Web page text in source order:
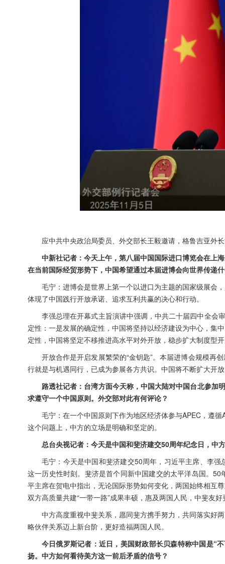
应中共中央政治局委员、外交部长王毅邀请，格鲁吉亚外
中新社记者：今天上午，第八届中国国际进口博览会在上
在当前国际经贸形势下，中国希望通过本届进博会向世界传递
毛宁：进博会是世界上第一个以进口为主题的国家级展会
体现了中国践行开放承诺、追求互利共赢的决心和行动。
李强总理在开幕式主旨演讲中强调，中共二十届四中全会
定性：一是发展的确定性，中国将坚持以经济建设为中心，集
定性，中国将坚定不移推进高水平对外开放，稳步扩大制度型
开放合作是开启发展繁荣的“金钥匙”。本届进博会规模再
行就是与机遇同行，已成为参展各方共识。中国将不断扩大开
路透社记者：台湾方面今天称，中国大陆对中国台北参加
求遵守一个中国原则。外交部对此有何评论？
毛宁：在一个中国原则下作为地区经济体参与APEC，遵
这个问题上，中方的立场是明确和坚定的。
总台央视记者：今天是中国和斐济建交50周年纪念日，中
毛宁：今天是中国和斐济建交50周年，习近平主席、李
这一历史性时刻。斐济是首个同新中国建交的太平洋岛国。
平主席在贺电中指出，无论国际形势如何变化，两国始终相互
双方高质量共建“一带一路”成果丰硕，惠及两国人民，中斐友
中方高度重视中斐关系，愿同斐方携手努力，共同落实好
略伙伴关系迈上新台阶，更好造福两国人民。
今日俄罗斯记者：近日，美国财政部长贝森特称中国是“
扬。中方如何看待美方这一前后矛盾的信号？